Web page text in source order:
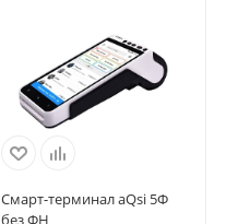
Смарт-терминал aQsi 5Ф
без ФН